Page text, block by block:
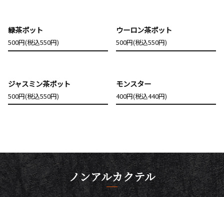
緑茶ポット
500円(税込550円)
ウーロン茶ポット
500円(税込550円)
ジャスミン茶ポット
500円(税込550円)
モンスター
400円(税込440円)
ノンアルカクテル